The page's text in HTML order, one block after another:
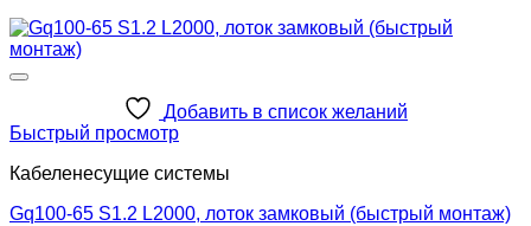
Добавить в список желаний
Быстрый просмотр
Кабеленесущие системы
Gq100-65 S1.2 L2000, лоток замковый (быстрый монтаж)